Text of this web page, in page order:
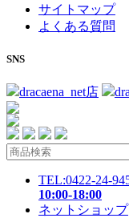
サイトマップ
よくある質問
SNS
dracaena_net店
TEL:0422-24-
10:00-18:00
ネットショップ